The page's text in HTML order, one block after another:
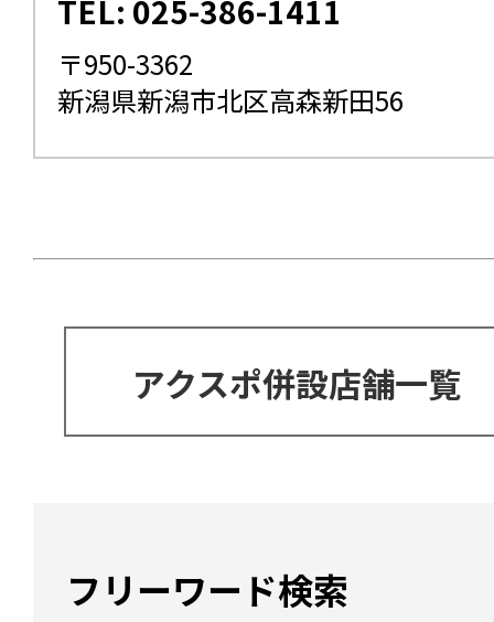
TEL: 025-386-1411
〒950-3362
新潟県新潟市北区高森新田56
アクスポ併設店舗一覧
フリーワード検索